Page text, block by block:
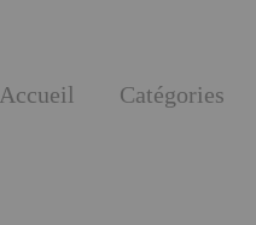
Accueil Catégories